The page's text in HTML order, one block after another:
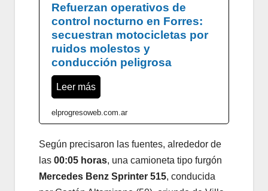
Refuerzan operativos de
control nocturno en Forres:
secuestran motocicletas por
ruidos molestos y
conducción peligrosa
Leer más
elprogresoweb.com.ar
Según precisaron las fuentes, alrededor de
las 00:05 horas, una camioneta tipo furgón
Mercedes Benz Sprinter 515, conducida